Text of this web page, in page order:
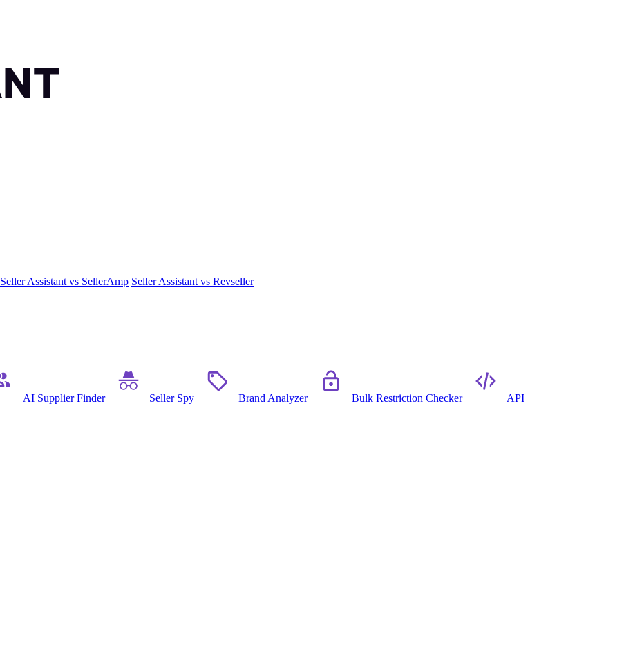
Seller Assistant vs SellerAmp Seller Assistant vs Revseller
AI Supplier Finder Seller Spy Brand Analyzer Bulk Restriction Checker
API